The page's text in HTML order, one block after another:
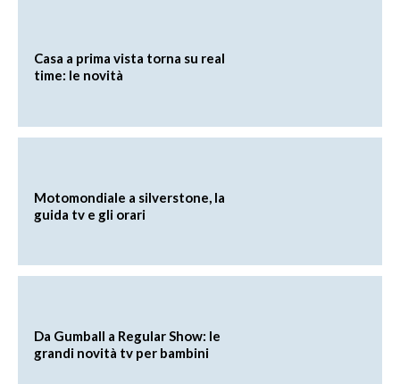
Casa a prima vista torna su real
time: le novità
Motomondiale a silverstone, la
guida tv e gli orari
Da Gumball a Regular Show: le
grandi novità tv per bambini